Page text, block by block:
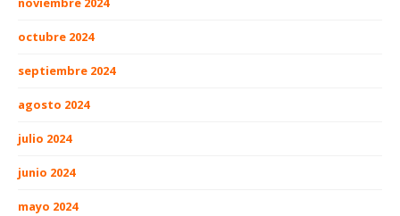
octubre 2024
septiembre 2024
agosto 2024
julio 2024
junio 2024
mayo 2024